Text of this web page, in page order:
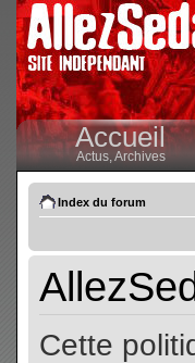
Accueil
Actus,Archives
Index du forum
Cette